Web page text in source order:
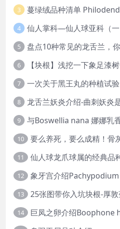
3 蔓绿绒品种清单
4 仙人掌科—仙人球亚科（
5 盘点10种常见的龙舌兰，
6
7 一次关于黑王丸的种植试验
8 龙舌兰妖炎介绍-曲刺妖炎
9 与Boswellia nana 娜娜乳
10 要么养死，要么成精！骨
11 仙人球龙爪球属的经典品
12 象牙宫介绍
13 25张图带你入坑块根-厚
14 巨凤之卵介绍Boophone